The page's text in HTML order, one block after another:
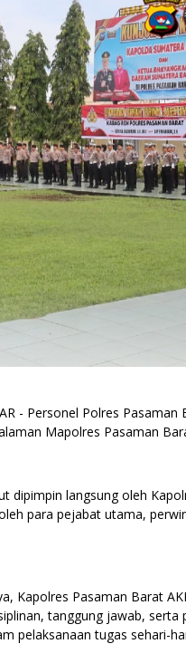
- Personel Polres
Mapolres Pasaman
dipimpin langsung oleh
para pejabat utama,
Kapolres Pasaman Barat
tanggung jawab, serta
pelaksanaan tugas sehari-